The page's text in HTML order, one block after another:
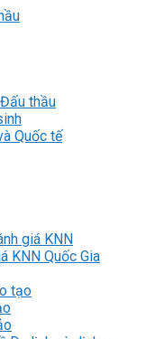
thầu
Quốc tế
giá KNN
KNN Quốc Gia
tạo